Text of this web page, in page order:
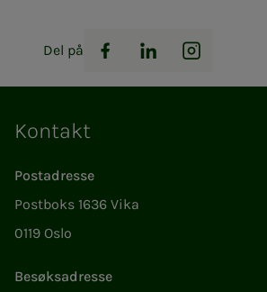
Del på
Facebook
LinkedInInstagram
Kontakt
Postadresse
Postboks 1636 Vika
0119 Oslo
Besøksadresse